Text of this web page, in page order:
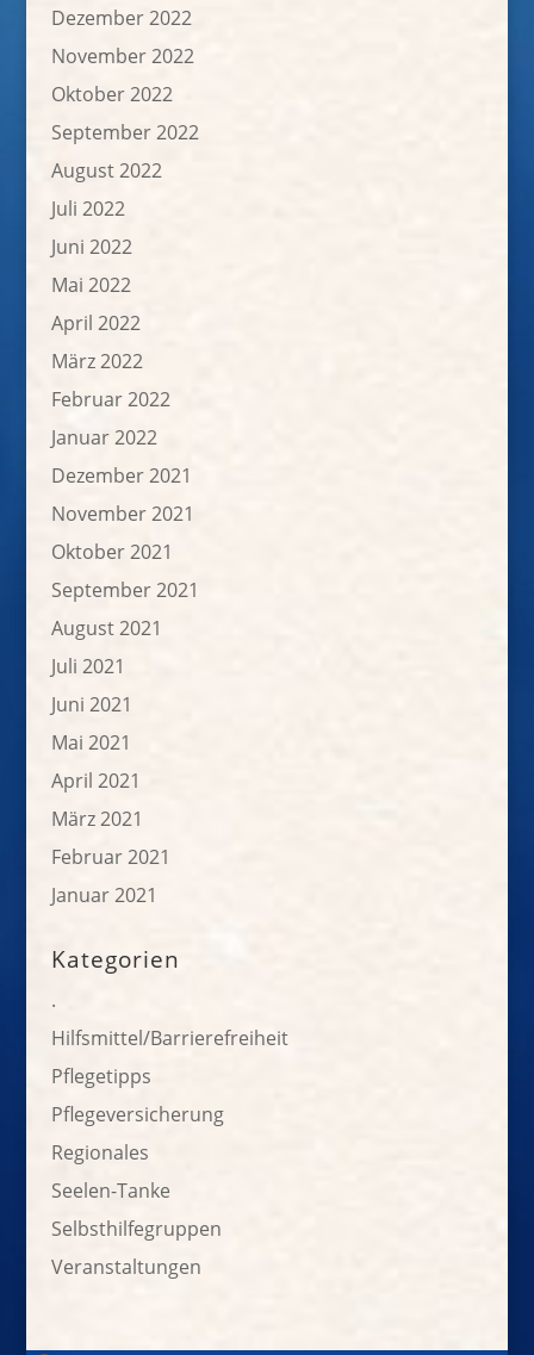
Dezember 2022
November 2022
Oktober 2022
September 2022
August 2022
Juli 2022
Juni 2022
Mai 2022
April 2022
März 2022
Februar 2022
Januar 2022
Dezember 2021
November 2021
Oktober 2021
September 2021
August 2021
Juli 2021
Juni 2021
Mai 2021
April 2021
März 2021
Februar 2021
Januar 2021
Kategorien
.
Hilfsmittel/Barrierefreiheit
Pflegetipps
Pflegeversicherung
Regionales
Seelen-Tanke
Selbsthilfegruppen
Veranstaltungen